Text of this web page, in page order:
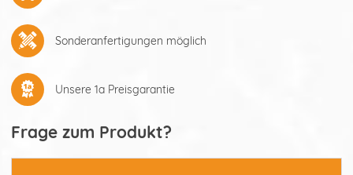
Sonderanfertigungen möglich
Unsere 1a Preisgarantie
Frage zum Produkt?